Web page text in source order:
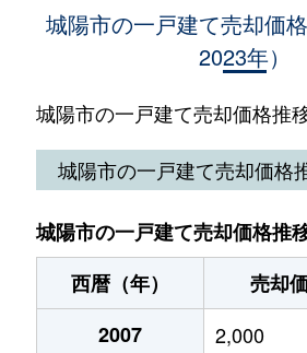
800万円 久津川
久世
8,200万円 久津
久世
1,200万円 城陽
久世
5,300万円 城陽
久世
2,500万円 新田(
城陽市の一戸建て売却価
2023年）
城陽市の一戸建て売却価格推移
城陽市の一戸建て売却価格
城陽市の一戸建て売却価格推
西暦（年）
売却
2007
2,000